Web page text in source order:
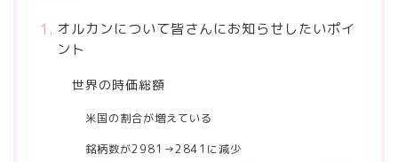
オルカンについて皆さんにお知らせしたいポイ
ント
世界の時価総額
米国の割合が増えている
銘柄数が2981→2841に減少